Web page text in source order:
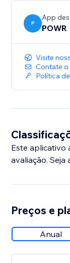
P
App
POWR
Visite
Contate
Política
Este aplicativo
avaliação. Seja
Preços e
Anual